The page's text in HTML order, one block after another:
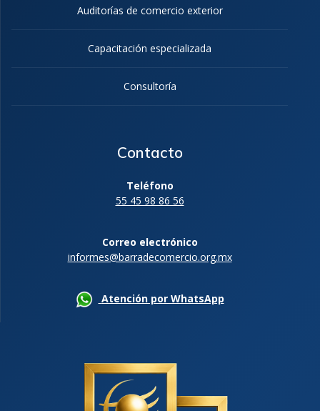
Auditorías de comercio exterior
Capacitación especializada
Consultoría
Contacto
Teléfono
55 45 98 86 56
Correo electrónico
informes@barradecomercio.org.mx
Atención por WhatsApp